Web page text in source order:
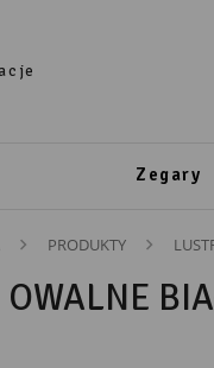
Zegary
PRODUKTY
OWALNE